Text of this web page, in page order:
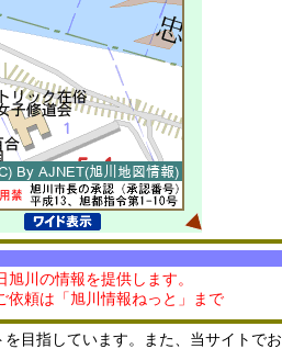
旭川の情報を提供します。
依頼は「旭川情報ねっと」まで
目指しています。また、当サイトでお